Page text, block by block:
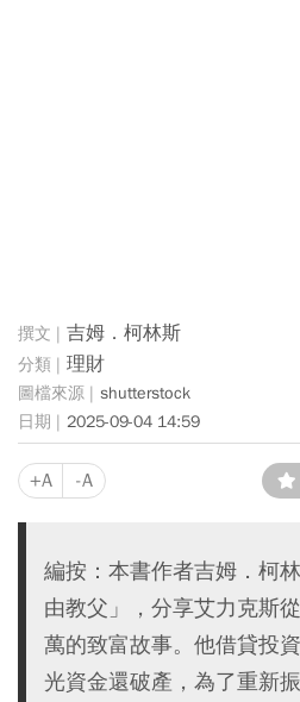
吉姆．柯林斯
理財
shutterstock
2025-09-04 14:59
+A -A
編按：本書作者吉姆．柯
由教父」，分享艾力克斯
萬的致富故事。他借貸投
光資金還破產，為了重新